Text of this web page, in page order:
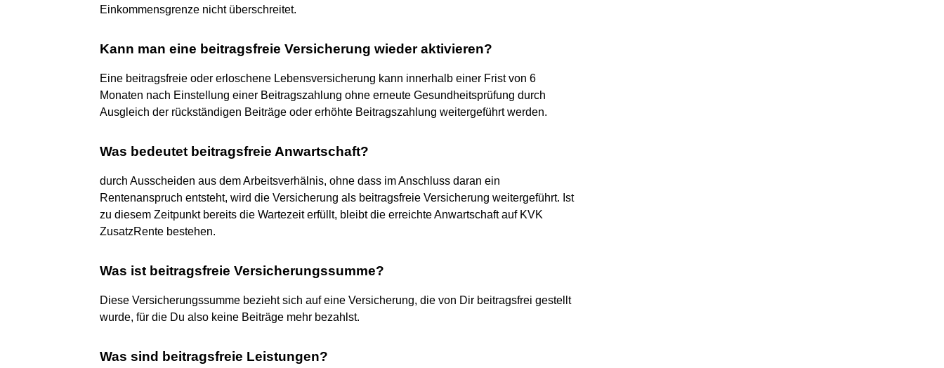
Einkommensgrenze nicht überschreitet.
Kann man eine beitragsfreie Versicherung wieder aktivieren?
Eine beitragsfreie oder erloschene Lebensversicherung kann innerhalb einer Frist von 6
Monaten nach Einstellung einer Beitragszahlung ohne erneute Gesundheitsprüfung durch
Ausgleich der rückständigen Beiträge oder erhöhte Beitragszahlung weitergeführt werden.
Was bedeutet beitragsfreie Anwartschaft?
durch Ausscheiden aus dem Arbeitsverhälnis, ohne dass im Anschluss daran ein
Rentenanspruch entsteht, wird die Versicherung als beitragsfreie Versicherung weitergeführt. Ist
zu diesem Zeitpunkt bereits die Wartezeit erfüllt, bleibt die erreichte Anwartschaft auf KVK
ZusatzRente bestehen.
Was ist beitragsfreie Versicherungssumme?
Diese Versicherungssumme bezieht sich auf eine Versicherung, die von Dir beitragsfrei gestellt
wurde, für die Du also keine Beiträge mehr bezahlst.
Was sind beitragsfreie Leistungen?